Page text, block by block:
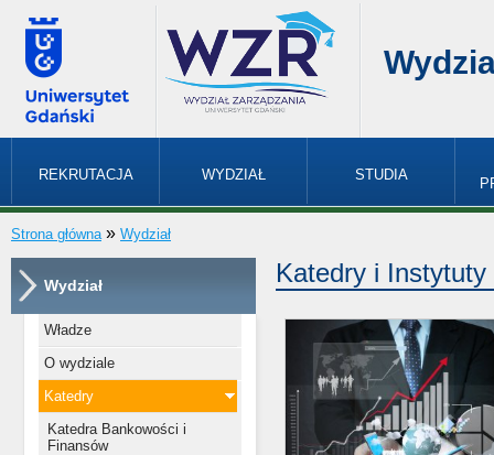
REKRUTACJA WYDZIAŁ STUDIA
Strona główna » Wydział
Wydział
Władze
O wydziale
Katedry
Katedra Bankowości i
Finansów
Katedry i Instytuty